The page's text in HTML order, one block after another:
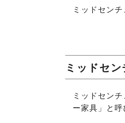
ミッドセン
ミッドセ
ミッドセン
ー家具」と呼